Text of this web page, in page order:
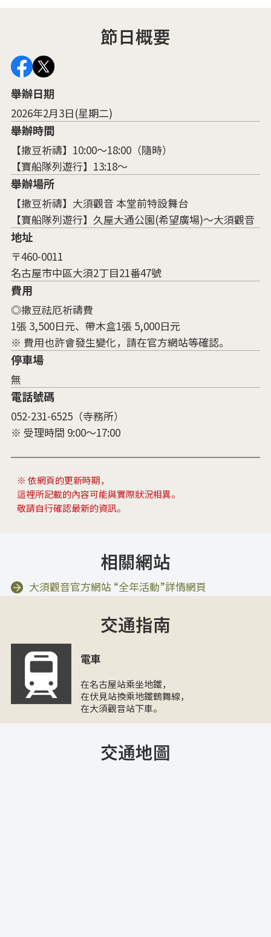
節日概要
舉辦日期
2026年2月3日(星期二)
舉辦時間
【撒豆祈禱】10:00～18:00（隨時）
【寶船隊列遊行】13:18～
舉辦場所
【撒豆祈禱】大須觀音 本堂前特設舞台
【寶船隊列遊行】久屋大通公園(希望廣場)～大須觀音
地址
〒460-0011
名古屋市中區大須2丁目21番47號
費用
◎撒豆祛厄祈禱費
1張 3,500日元、帶木盒1張 5,000日元
※ 費用也許會發生變化，請在官方網站等確認。
停車場
無
電話號碼
052-231-6525（寺務所）
※ 受理時間 9:00～17:00
※ 依網頁的更新時期，
這裡所記載的內容可能與實際狀況相異。
敬請自行確認最新的資訊。
相關網站
大須觀音官方網站 “全年活動”詳情網頁
交通指南
電車
在名古屋站乘坐地鐵，
在伏見站換乘地鐵鶴舞線，
在大須觀音站下車。
交通地圖